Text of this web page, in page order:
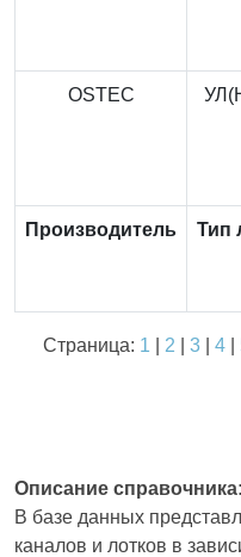
OSTEC
Производитель Тип
Страница: 1 2 3| 4|
Описание справочника:
В базе данных
каналов и лотков в